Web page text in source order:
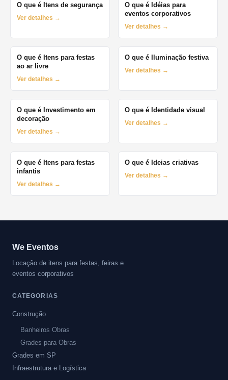
O que é Itens de segurança
Ver detalhes →
O que é Idéias para
eventos corporativos
Ver detalhes →
O que é Itens para festas
ao ar livre
Ver detalhes →
O que é Iluminação festiva
Ver detalhes →
O que é Investimento em
decoração
Ver detalhes →
O que é Identidade visual
Ver detalhes →
O que é Itens para festas
infantis
Ver detalhes →
O que é Ideias criativas
Ver detalhes →
We Eventos
Locação de itens para festas, feiras e
eventos corporativos
CATEGORIAS
Construção
Banheiros Obras
Grades para Obras
Grades em SP
Infraestrutura e Logística